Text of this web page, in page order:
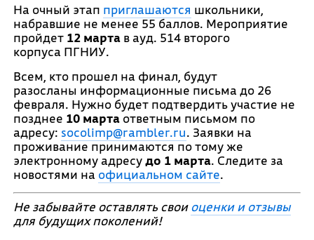
На очный этап приглашаются школьники,
набравшие не менее 55 баллов. Мероприятие
пройдет 12 мартав ауд. 514 второго
корпуса ПГНИУ.
Всем, кто прошел на финал, будут
разосланы информационные письма до 26
февраля. Нужно будет подтвердить участие не
позднее 10 мартаответным письмом по
адресу: socolimp@rambler.ru. Заявки на
проживание принимаются по тому же
электронному адресудо 1 марта. Следите за
новостями на официальном сайте.
Не забывайте оставлять своиоценки и отзывы
для будущих поколений!